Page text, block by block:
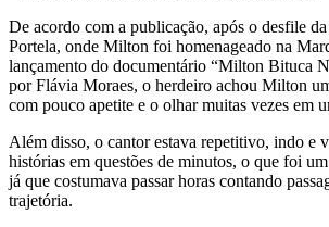
De acordo com a publicação, após o desfile da
Portela, onde Milton foi homenageado na
lançamento do documentário “Milton Bituca
por Flávia Moraes, o herdeiro achou Milton
com pouco apetite e o olhar muitas vezes em
Além disso, o cantor estava repetitivo, indo e
histórias em questões de minutos, o que foi
já que costumava passar horas contando
trajetória.